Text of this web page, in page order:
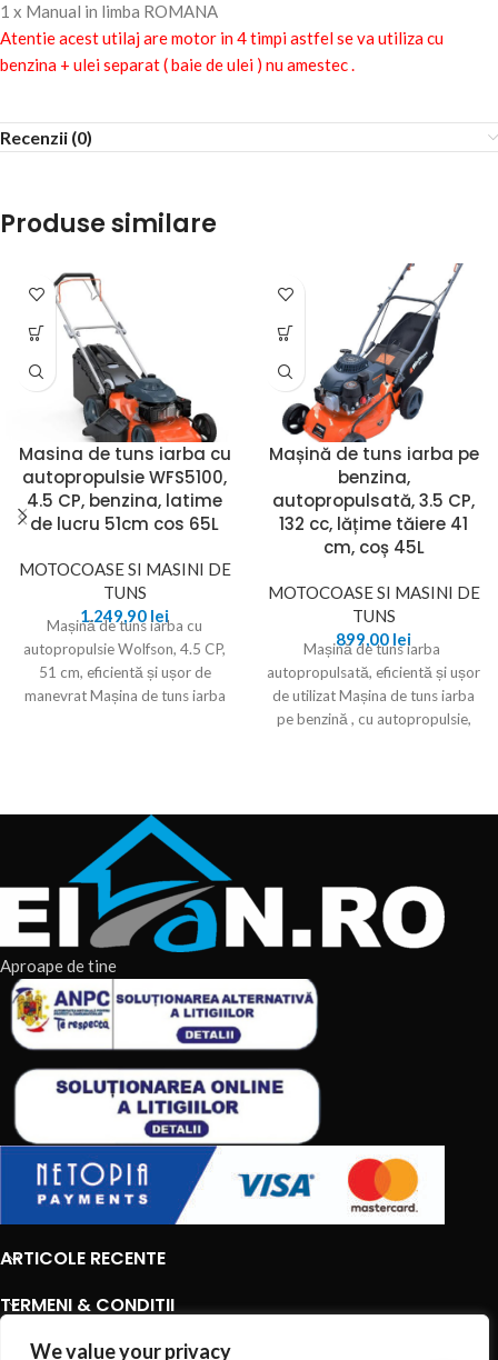
We value your privacy
1 x Manual in limba ROMANA
Atentie acest utilaj are motor in 4 timpi astfel se va utiliza cu
benzina + ulei separat ( baie de ulei ) nu amestec .
Recenzii (0)
Produse similare
Masina de tuns iarba cu
autopropulsie WFS5100,
4.5 CP, benzina, latime
de lucru 51cm cos 65L
MOTOCOASE SI MASINI DE
TUNS
1.249,90 lei
Mașină de tuns iarba cu
autopropulsie Wolfson, 4.5 CP,
51 cm, eficientă și ușor de
manevrat Mașina de tuns iarba
Mașină de tuns iarba pe
benzina,
autopropulsată, 3.5 CP,
132 cc, lățime tăiere 41
cm, coș 45L
MOTOCOASE SI MASINI DE
TUNS
899,00 lei
Mașină de tuns iarba
autopropulsată, eficientă și ușor
de utilizat Mașina de tuns iarba
pe benzină , cu autopropulsie,
Aproape de tine
ARTICOLE RECENTE
TERMENI & CONDITII
CATEGORII DE PRODUSE